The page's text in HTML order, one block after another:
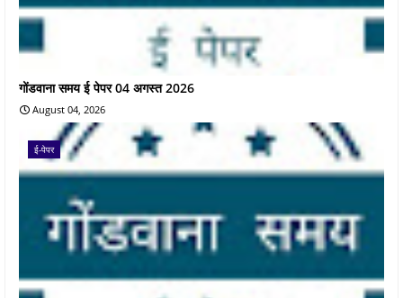
गोंडवाना समय ई पेपर 04 अगस्त 2026
August 04, 2026
ई-पेपर